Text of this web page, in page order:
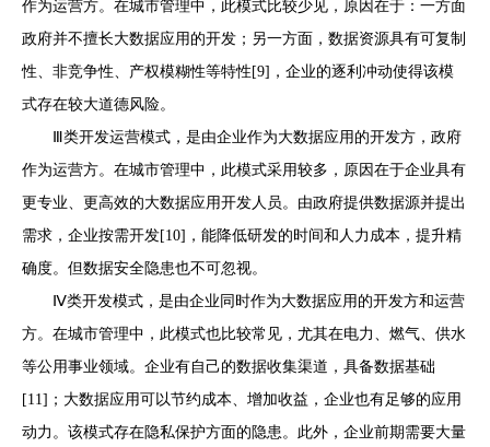
作为运营方。在城市管理中，此模式比较少见，原因在于：一方面
政府并不擅长大数据应用的开发；另一方面，数据资源具有可复制
性、非竞争性、产权模糊性等特性[9]，企业的逐利冲动使得该模
式存在较大道德风险。
Ⅲ类开发运营模式，是由企业作为大数据应用的开发方，政府
作为运营方。在城市管理中，此模式采用较多，原因在于企业具有
更专业、更高效的大数据应用开发人员。由政府提供数据源并提出
需求，企业按需开发[10]，能降低研发的时间和人力成本，提升精
确度。但数据安全隐患也不可忽视。
Ⅳ类开发模式，是由企业同时作为大数据应用的开发方和运营
方。在城市管理中，此模式也比较常见，尤其在电力、燃气、供水
等公用事业领域。企业有自己的数据收集渠道，具备数据基础
[11]；大数据应用可以节约成本、增加收益，企业也有足够的应用
动力。该模式存在隐私保护方面的隐患。此外，企业前期需要大量